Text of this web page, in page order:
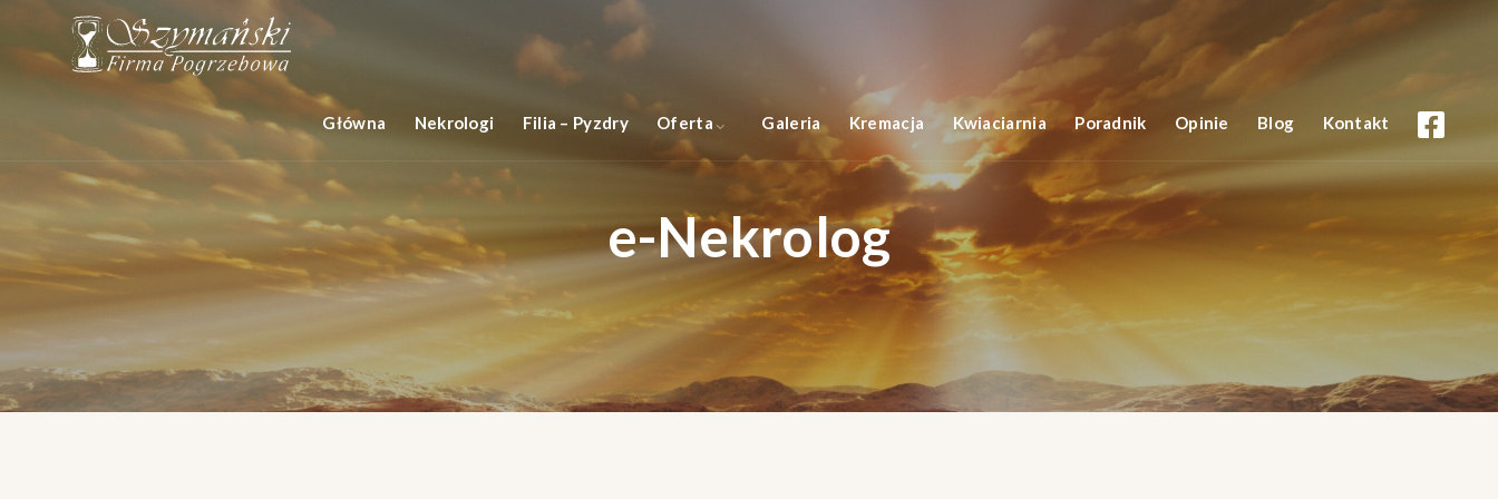
Główna Nekrologi Filia – Pyzdry Oferta Galeria Kremacja Kwiaciarnia Poradnik Opinie Blog Kontakt
e-Nekrolog